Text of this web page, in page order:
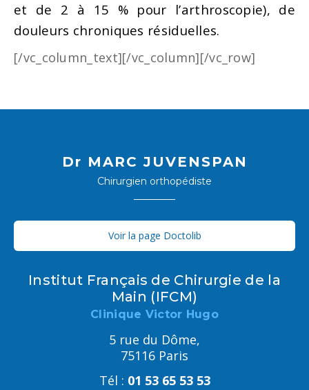
et de 2 à 15 % pour l’arthroscopie), de
douleurs chroniques résiduelles.
[/vc_column_text][/vc_column][/vc_row]
Dr MARC JUVENSPAN
Chirurgien orthopédiste
Voir la page Doctolib
Institut Français de Chirurgie de la
Main (IFCM)
Clinique Victor Hugo
5 rue du Dôme,
75116 Paris
Tél : 01 53 65 53 53